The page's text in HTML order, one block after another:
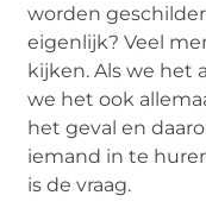
worden
eigenlijk? Veel
kijken. Als we het
we het ook
het geval en
iemand in te
is de vraag.